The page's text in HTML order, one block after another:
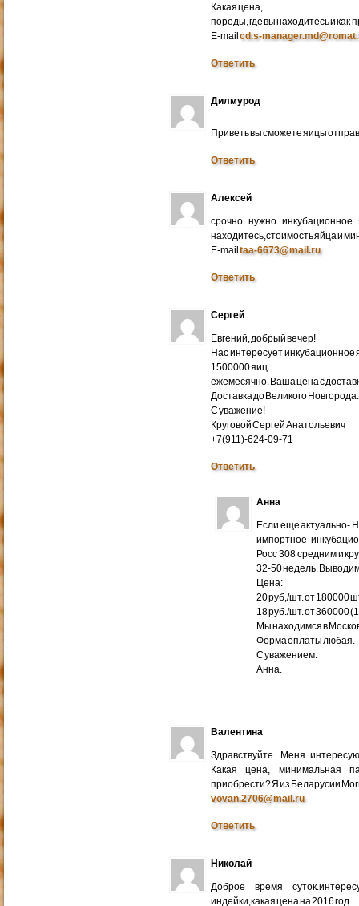
Какая цена,
породы, где вы находитесь и как
E-mailcd.s-
Ответить
Дилмурод
Приветь вы сможете яицы
Ответить
Алексей
срочно нужно
находитесь,стоимость яйца и
E-mailtaa-6673@mail.ru
Ответить
Сергей
Евгений, добрый вечер!
Нас интересует инкубационное
1500000 яиц
ежемесячно. Ваша цена с
Доставка до Великого Новгорода.
С уважение!
Круговой Сергей Анатольевич
+7(911)-624-09-71
Ответить
Анна
Если еще актуально-
импортное
Росс 308 средним и
32-50 недель.
Цена:
20 руб,/шт. от 180000
18 руб./шт. от 360000
Мы находимся в
Форма оплаты любая.
С уважением.
Анна.
Валентина
Здравствуйте. Меня
Какая цена, минимальная
приобрести? Я из Беларусии
vovan.2706@mail.ru
Ответить
Николай
Доброе время
индейки,какая цена на 2016 год.